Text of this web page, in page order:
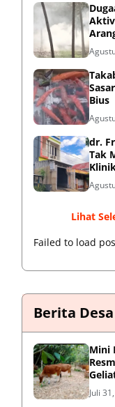
Bius
dr.
Tak
Lihat
Failed to load
Berita Desa
‎Mini
Juli